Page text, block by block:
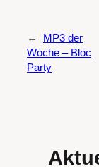
←
MP3 der
Woche – Bloc
Party